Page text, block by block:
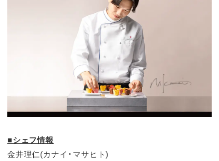
■シェフ情報
金井理仁(カナイ・マサヒト)